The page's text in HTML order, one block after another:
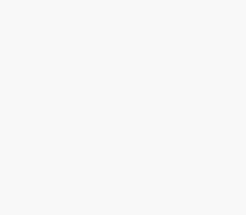
z kaki,
dnů dobroty, které vám
plné slunce.…